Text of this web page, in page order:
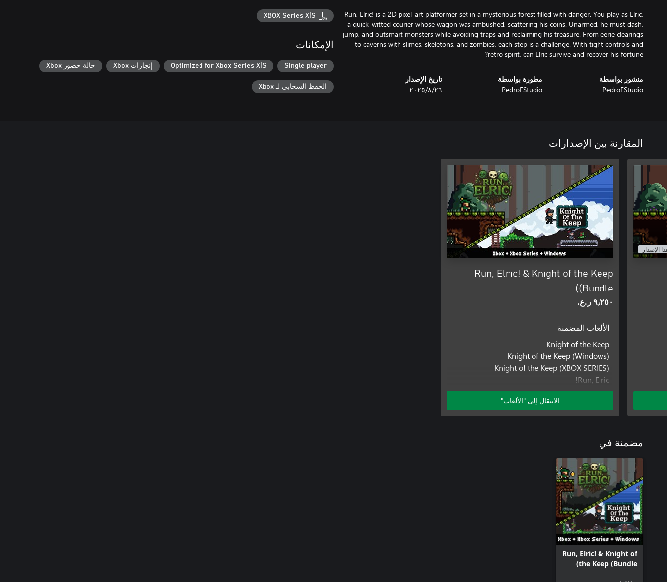
Run, Elric! is a 2D pixel-art platformer set in a mysterious forest filled with danger. You play as Elric,
a quick-witted courier whose wagon was ambushed, scattering his coins. Unarmed, he must dash,
jump, and outsmart monsters while avoiding traps and reclaiming his treasure. From eerie clearings
to caverns with slimes, skeletons, and zombies, each step is a challenge. With tight controls and
retro spirit, can Elric survive and recover his fortune?
منشور بواسطة
PedroFStudio
مطورة بواسطة
PedroFStudio
تاريخ الإصدار
٢٦‏/٨‏/٢٠٢٥
XBOX Series X|S
الإمكانات
Single player
Optimized for Xbox Series X|S إنجازات Xbox حالة حضور Xbox
الحفظ السحابي لـ Xbox
المقارنة بين الإصدارات
الإصدار
Run, Elric! & Knight of the Keep
(Bundle)
٩٫٢٥٠ ر.ع.‏
الألعاب المضمنة
Knight of the Keep
Knight of the Keep (Windows)
Knight of the Keep (XBOX SERIES)
Run, Elric!
Run, Elric! (Windows)
Run, Elric! (XBOX SERIES)
الانتقال إلى "الألعاب"
مضمنة في
Run, Elric! & Knight of
the Keep (Bundle)